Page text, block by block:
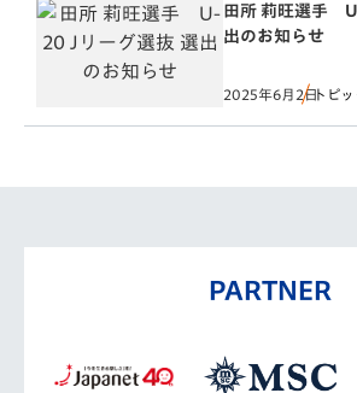
田所 莉旺選手
出のお知らせ
2025年6月2日トピッ
PARTNER